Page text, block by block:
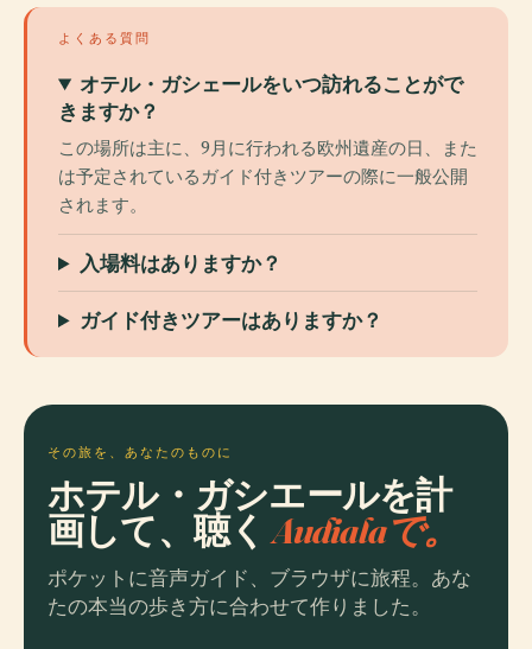
よくある質問
オテル・ガシェールをいつ訪れることがで
きますか？
この場所は主に、9月に行われる欧州遺産の日、また
は予定されているガイド付きツアーの際に一般公開
されます。
入場料はありますか？
ガイド付きツアーはありますか？
その旅を、あなたのものに
ホテル・ガシエールを計
画して、聴くAudialaで。
ポケットに音声ガイド、ブラウザに旅程。あな
たの本当の歩き方に合わせて作りました。